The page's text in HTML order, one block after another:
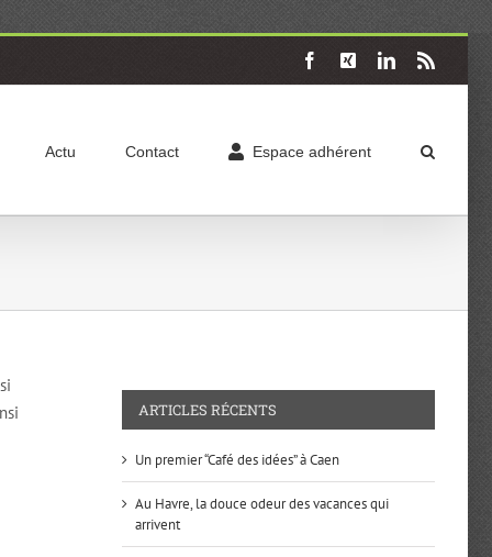
Facebook
X LinkedIn
Actu Contact Espace adhérent
ARTICLES RÉCENTS
Un premier “Café des idées” à Caen
Au Havre, la douce odeur des vacances qui
arrivent